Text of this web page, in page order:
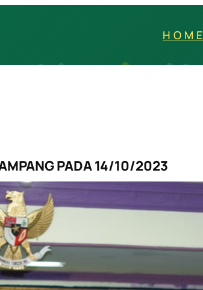
HOME
PADA 14/10/2023